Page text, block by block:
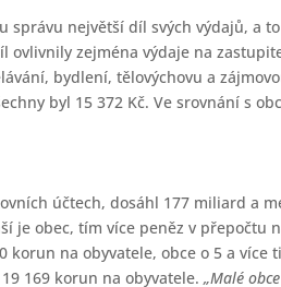
největší díl svých výdajů, a
ovlivnily zejména výdaje na
bydlení, tělovýchovu a
byl 15 372 Kč. Ve srovnání s
účtech, dosáhl 177 miliard a
je obec, tím více peněz v
na obyvatele, obce o 5 a
169 korun na obyvatele.„Malé